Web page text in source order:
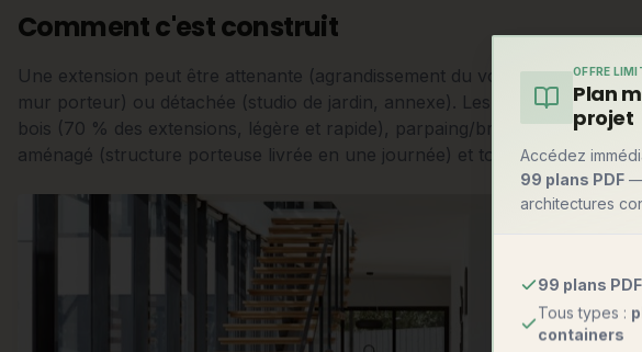
Comment c'est construit
Une extension peut être attenante (agrandissement du volume principal,
mur porteur) ou détachée (studio de jardin, annexe). Les techniques les
bois (70 % des extensions, légère et rapide), parpaing/brique (continuité
aménagé (structure porteuse livrée en une journée) et toit plat béton
OFFRE
Plan
projet
Accédez
99 plans PDF —
architectures
99 plans PDF
Tous types :
containers